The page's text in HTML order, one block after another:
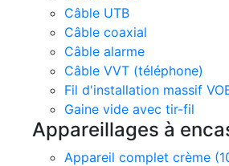
Câble UTB
Câble coaxial
Câble alarme
Câble VVT (téléphone)
Fil d'installation massif
Gaine vide avec tir-fil
Appareillages à
Appareil complet crème